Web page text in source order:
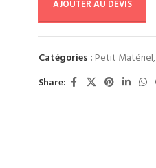
AJOUTER AU DEVIS
Catégories : Petit Matériel,
Share: